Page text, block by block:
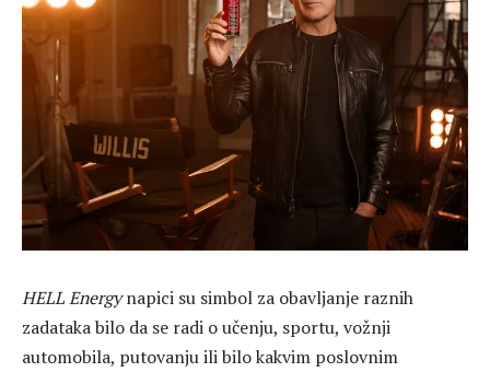
HELL Energynapici su simbol za obavljanje raznih
zadataka bilo da se radi o učenju, sportu, vožnji
automobila, putovanju ili bilo kakvim poslovnim